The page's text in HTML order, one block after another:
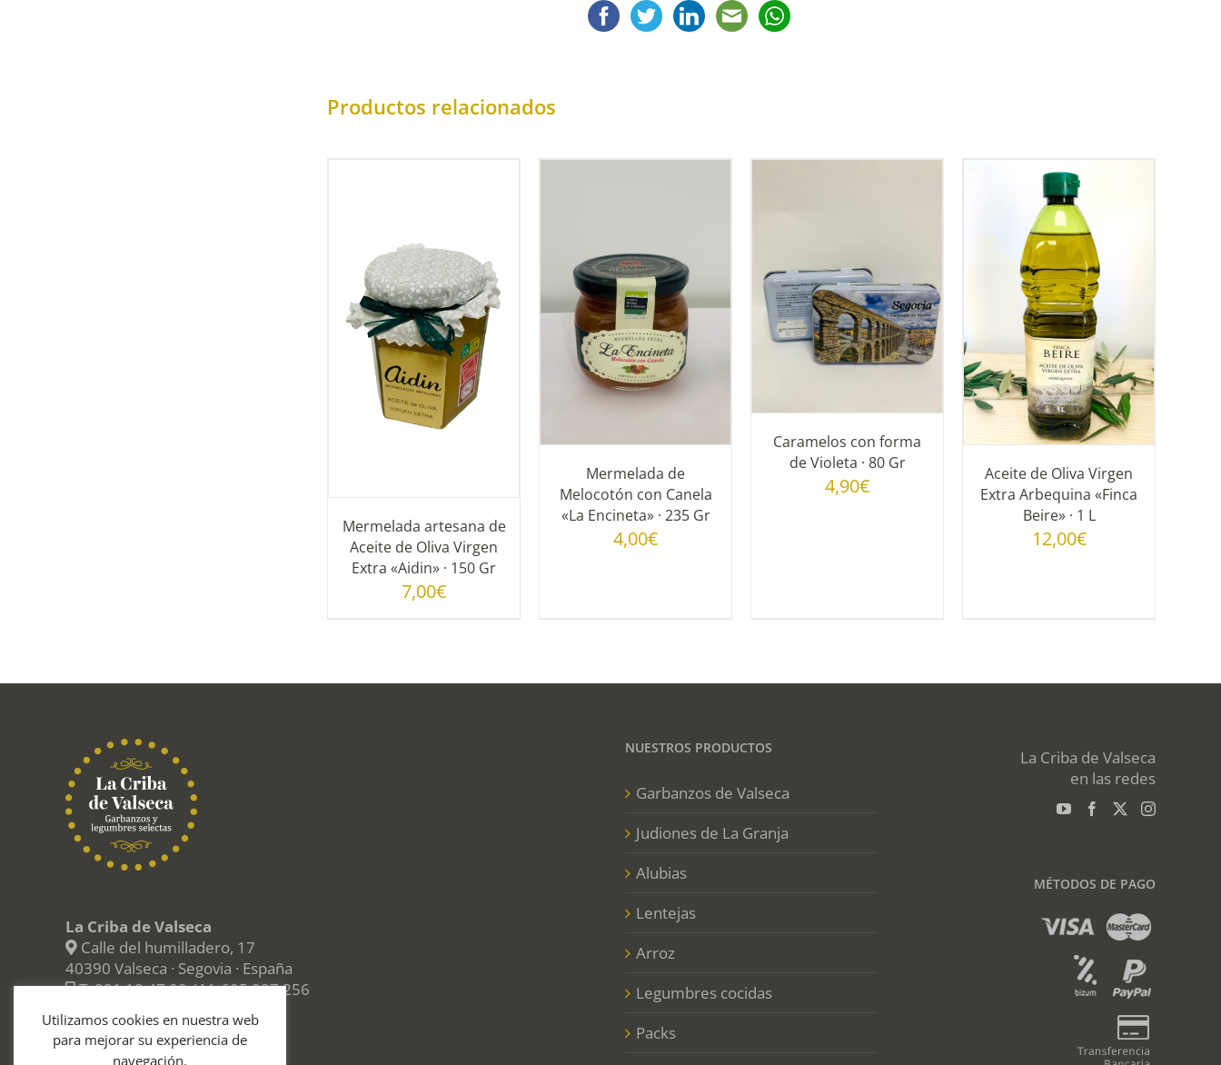
Productos relacionados
Mermelada artesana de
Aceite de Oliva Virgen
Extra «Aidin» · 150 Gr
7,00€
AÑADIR AL CARRITO
DETALLES
Mermelada de
Melocotón con Canela
«La Encineta» · 235 Gr
4,00€
AÑADIR AL CARRITO
DETALLES
Caramelos con forma
de Violeta · 80 Gr
4,90€
AÑADIR AL CARRITO
/
DETALLES
Aceite de Oliva Virgen
Extra Arbequina «Finca
Beire» · 1 L
12,00€
La Criba de Valseca
Calle del humilladero, 17
40390 Valseca · Segovia · España
T.921 12 47 09/ M.605 927 256
info@lacribadevalseca.com
NUESTROS PRODUCTOS
Garbanzos de Valseca
Judiones de La Granja
Alubias
Lentejas
Arroz
Legumbres cocidas
Packs
La Criba de Valseca
en las redes
MÉTODOS DE PAGO
Utilizamos cookies en nuestra web
para mejorar su experiencia de
navegación.